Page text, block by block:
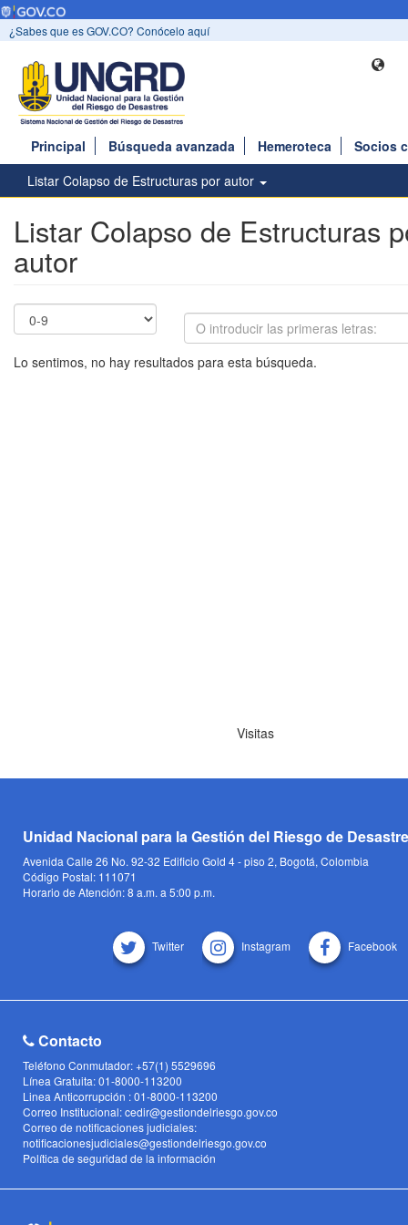
¿Sabes que es GOV.CO? Conócelo aquí
Principal Búsqueda avanzada Hemeroteca
Socios
Listar Colapso de Estructuras por autor
Listar Colapso de Estructuras
autor
Lo sentimos, no hay resultados para esta búsqueda.
Visitas
Unidad Nacional para la Gestión del Riesgo de
Avenida Calle 26 No. 92-32 Edificio Gold 4 - piso 2, Bogotá, Colombia
Código Postal: 111071
Horario de Atención: 8 a.m. a 5:00 p.m.
Twitter Instagram Facebook
Contacto
Teléfono Conmutador: +57(1) 5529696
Línea Gratuita: 01-8000-113200
Linea Anticorrupción : 01-8000-113200
Correo Institucional: cedir@gestiondelriesgo.gov.co
Correo de notificaciones judiciales:
notificacionesjudiciales@gestiondelriesgo.gov.co
Política de seguridad de la información